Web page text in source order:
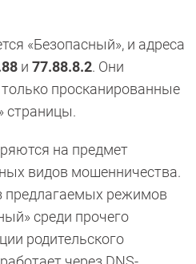
«Безопасный», и адреса
и 77.88.8.2. Они
просканированные
страницы.
на предмет
видов мошенничества.
режимов
среди прочего
родительского